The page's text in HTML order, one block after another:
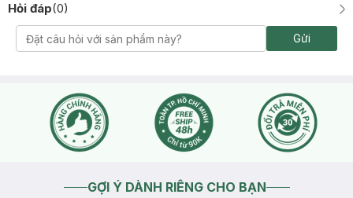
Hỏi đáp(0)
Gửi
GỢI Ý DÀNH RIÊNG CHO BẠN